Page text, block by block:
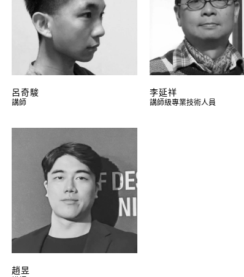
呂奇駿
講師
李延祥
講師級專業技術人員
趙昱